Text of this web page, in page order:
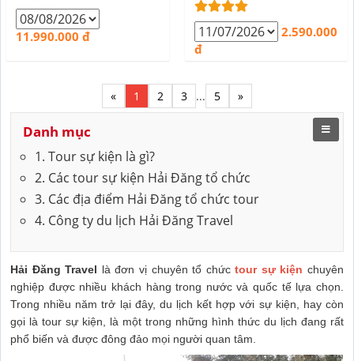
11.990.000 đ
2.590.000
đ
« 1 2 3 ... 5 »
Danh mục
1. Tour sự kiện là gì?
2. Các tour sự kiện Hải Đăng tổ chức
3. Các địa điểm Hải Đăng tổ chức tour
4. Công ty du lịch Hải Đăng Travel
Hải Đăng Travel là đơn vị chuyên tổ chức tour sự kiện chuyên
nghiệp được nhiều khách hàng trong nước và quốc tế lựa chọn.
Trong nhiều năm trở lại đây, du lịch kết hợp với sự kiện, hay còn
gọi là tour sự kiện, là một trong những hình thức du lịch đang rất
phổ biến và được đông đảo mọi người quan tâm.